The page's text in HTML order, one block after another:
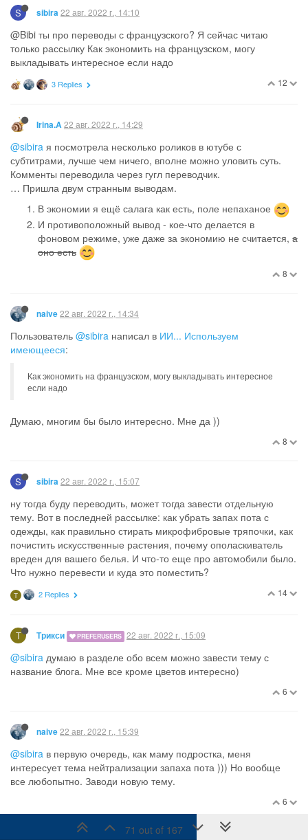
разбавляю,где то ,нет.
Они мало места занимают.
Так же в них заливаю,спирт ,уксус,дезинфектор, естественно
всё по отдельности ,каждый в своем и все подписаны
Для мытья стекол необходимо совсем небольшая капля
Фейри .
По поводу жидкости для стекол,у меня принтер старый с
чернила отмывает.
Разбавленная водой бутылочка, храниться в душевой и на
кухне всегда,всё пятна и все поверхности отмывает на ура,что
то испачкалось,я сразу пшикаю и протираю,
более того ,у меня в квартире единственная убойная
химия,только белизна ,да и та только для дезинфекции.
9
1 Reply
Мулечка 21 авг. 2022 г., 21:25
Люля 22 авг. 2022 г., 13:28
@sibiraпрости ежели,что… за наглость,но если тебе не трудно
особенно понравилось,думаю всем будет очень полезно и
интересно,так как мы не все ин.яз.обладаем.
только дневники закрылись их было не прочитать,а я нигде не
Может и здесь есть какие то разделы ,я ещё толком не
разобралась,было огромное хозяйство,не до интернета,вот
теперь я снова здесь ))
P.s.вообще нужно создать тему заметки Сибиры,да простит
меня за наглость!))
6
S 1 Reply
S
@Bibi ты про переводы с французского? Я сейчас читаю
только рассылку Как экономить на французском, могу
выкладывать интересное если надо
3 Replies
68 out of 167